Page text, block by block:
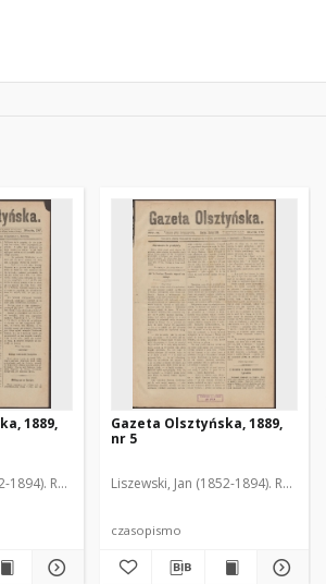
1889,
1894). Red.
Gazeta Olsztyńska, 1889,
nr 5
Liszewski, Jan (1852-1894). Red.
czasopismo